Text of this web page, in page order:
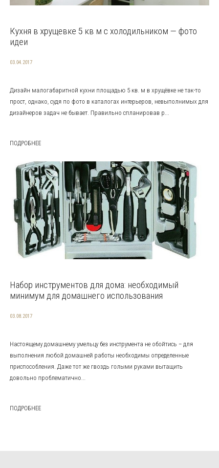
Кухня в хрущевке 5 кв м с холодильником — фото
идеи
03.04.2017
Дизайн малогабаритной кухни площадью 5 кв. м в хрущёвке не так-то
прост, однако, судя по фото в каталогах интерьеров, невыполнимых для
дизайнеров задач не бывает. Правильно спланировав р...
ПОДРОБНЕЕ
Набор инструментов для дома: необходимый
минимум для домашнего использования
03.08.2017
Настоящему домашнему умельцу без инструмента не обойтись – для
выполнения любой домашней работы необходимы определенные
приспособления. Даже тот же гвоздь голыми руками вытащить
довольно проблематично...
ПОДРОБНЕЕ